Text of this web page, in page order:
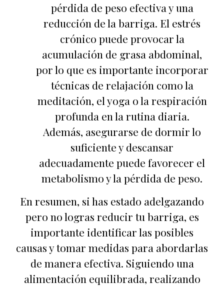
pérdida de peso efectiva y una
reducción de la barriga. El estrés
crónico puede provocar la
acumulación de grasa abdominal,
por lo que es importante incorporar
técnicas de relajación como la
meditación, el yoga o la respiración
profunda en la rutina diaria.
Además, asegurarse de dormir lo
suficiente y descansar
adecuadamente puede favorecer el
metabolismo y la pérdida de peso.
En resumen, si has estado adelgazando
pero no logras reducir tu barriga, es
importante identificar las posibles
causas y tomar medidas para abordarlas
de manera efectiva. Siguiendo una
alimentación equilibrada, realizando